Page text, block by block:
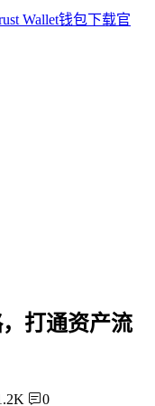
打通资产流
0